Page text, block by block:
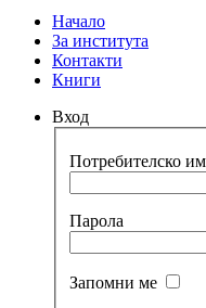
Начало
За института
Контакти
Книги
Вход
Потребителско
Парола
Запомни ме